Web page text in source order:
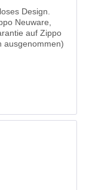
Design.
Neuware,
auf Zippo
ausgenommen)